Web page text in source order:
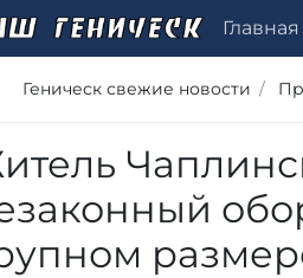
Главная
Геническ свежие новости